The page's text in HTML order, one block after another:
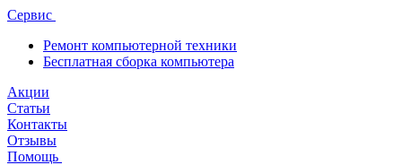
Сервис
Ремонт компьютерной техники
Бесплатная сборка компьютера
Акции
Статьи
Контакты
Отзывы
Помощь